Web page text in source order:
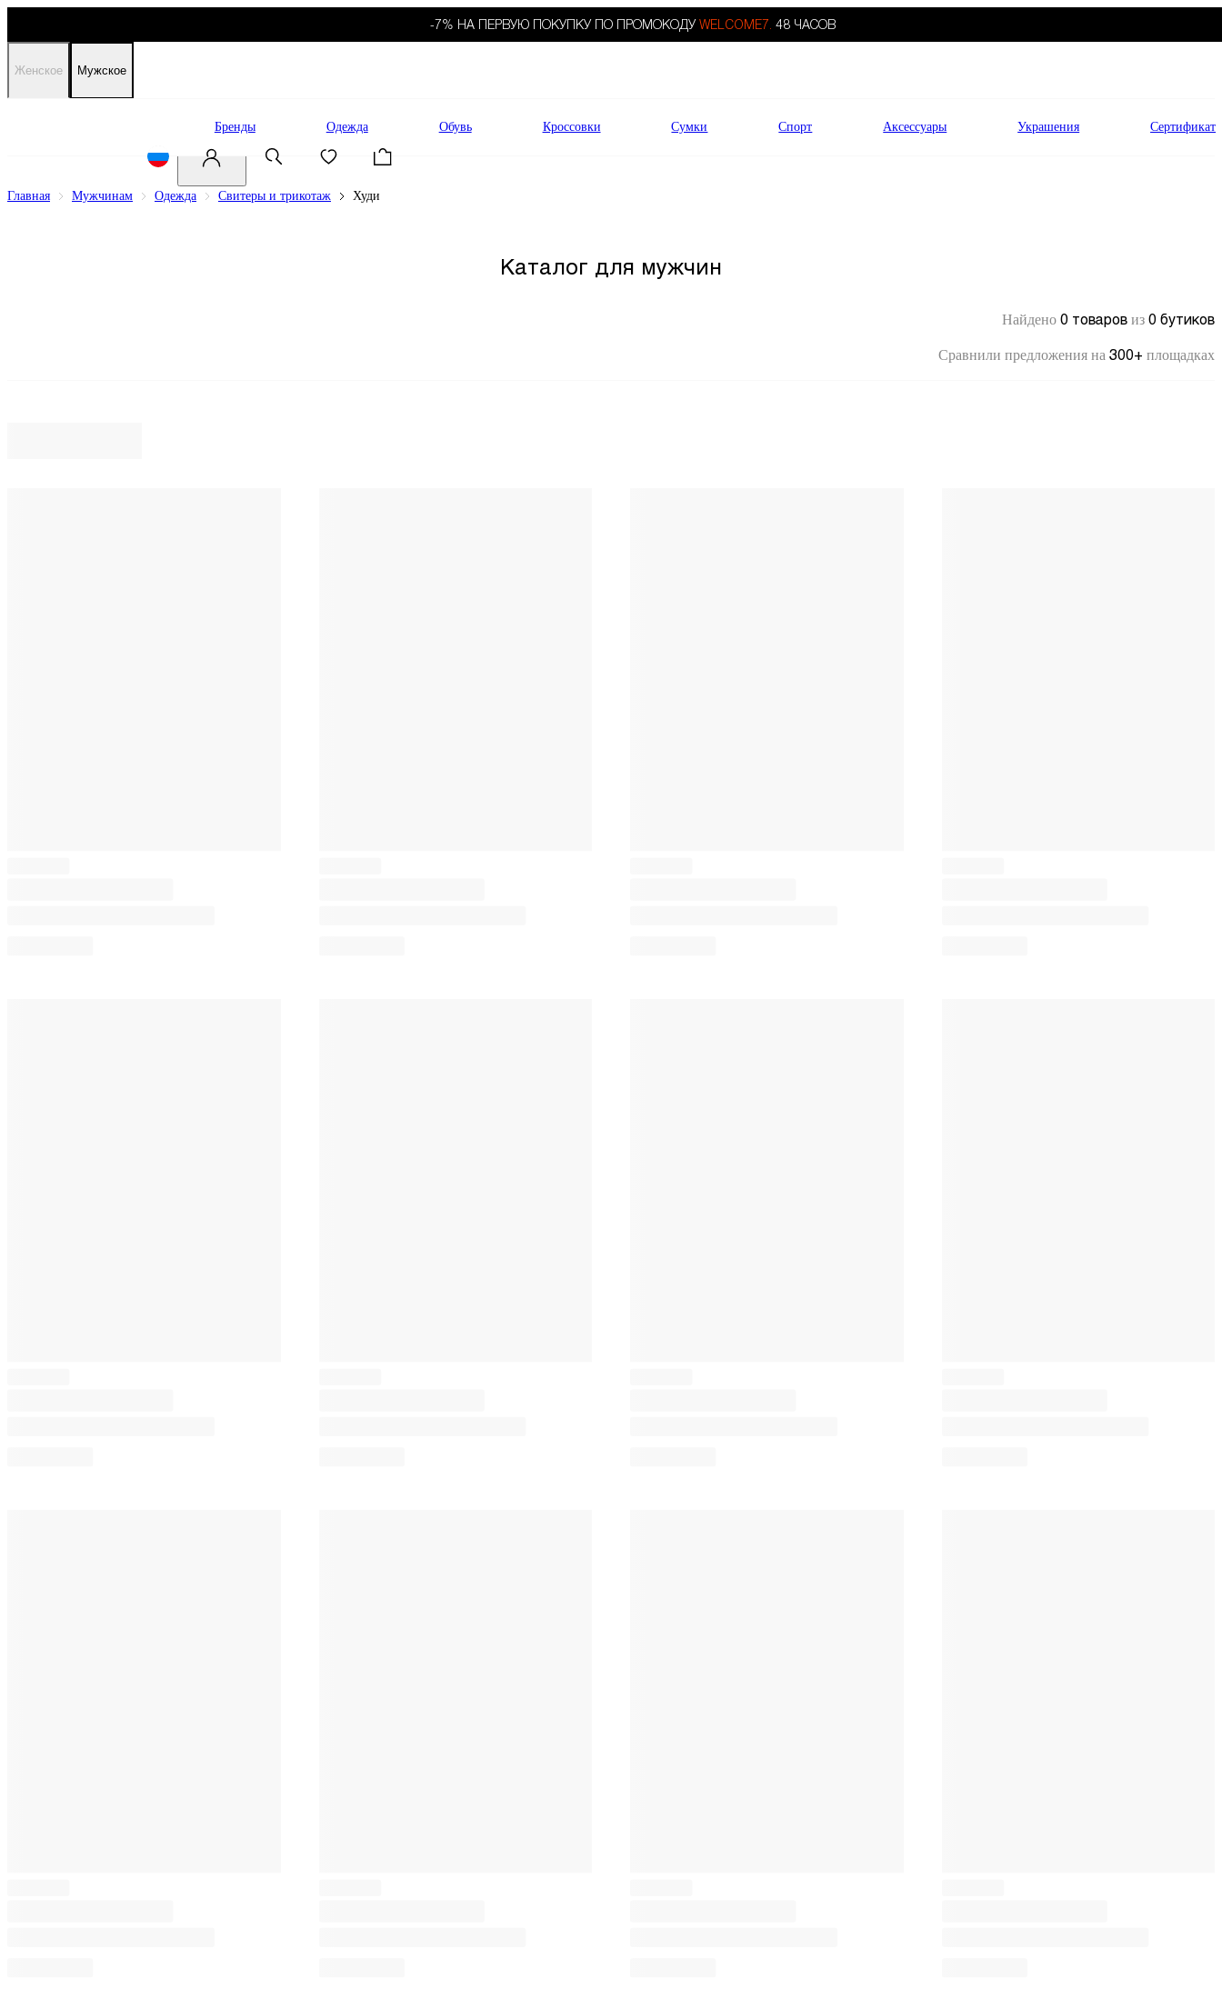
-7% НА ПЕРВУЮ ПОКУПКУ ПО ПРОМОКОДУ WELCOME7. 48 ЧАСОВ
Женское Мужское
Бренды Одежда Обувь Кроссовки Сумки Спорт Аксессуары Украшения Сертификат
Главная Мужчинам Одежда Свитеры и трикотаж Худи
Каталог для мужчин
Найдено 0 товаров из 0 бутиков
Сравнили предложения на 300+ площадках